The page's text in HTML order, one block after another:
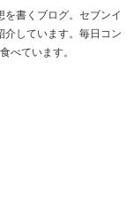
書くブログ。セブンイ
介しています。毎日コン
べています。